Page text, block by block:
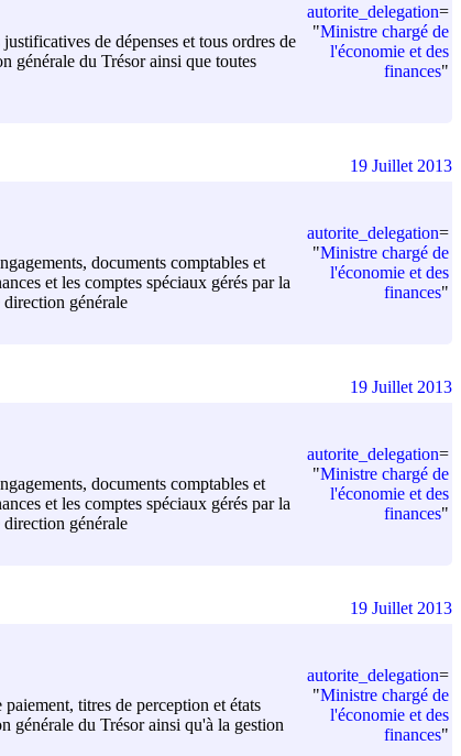
de dépenses et tous ordres de
générale du Trésor ainsi que toutes
autorite_delegation=
"Ministre chargé de
l'économie et des
finances"
documents comptables et
et les comptes spéciaux gérés par la
direction générale
autorite_delegation=
"Ministre chargé de
l'économie et des
finances"
19 Juillet 2013
documents comptables et
et les comptes spéciaux gérés par la
direction générale
autorite_delegation=
"Ministre chargé de
l'économie et des
finances"
19 Juillet 2013
titres de perception et états
générale du Trésor ainsi qu'à la gestion
autorite_delegation=
"Ministre chargé de
l'économie et des
finances"
19 Juillet 2013